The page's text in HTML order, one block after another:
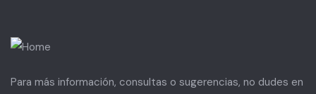
Para más información, consultas o sugerencias, no dudes en